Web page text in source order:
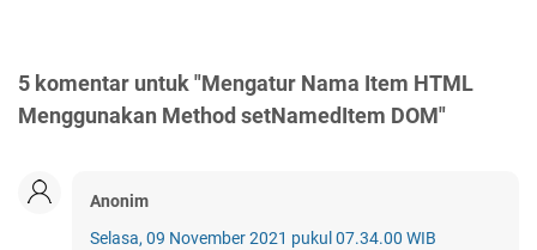
5 komentar untuk "Mengatur Nama Item HTML
Menggunakan Method setNamedItem DOM"
Anonim
Selasa, 09 November 2021 pukul 07.34.00 WIB